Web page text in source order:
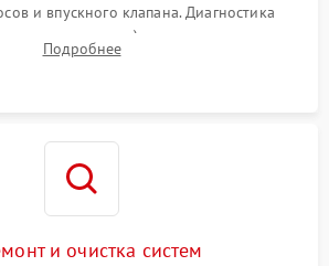
и впускного клапана. Диагностика
уровня воды), датчика мутности,
и электронного модуля управления.
Подробнее
и очистка систем